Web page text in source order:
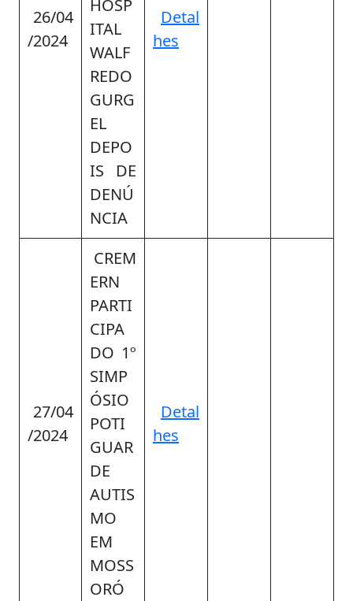
26/04
/2024
HOSP
ITAL
WALF
REDO
GURG
EL
DEPO
IS DE
DENÚ
NCIA
Detal
hes
27/04
/2024
CREM
ERN
PARTI
CIPA
DO 1º
SIMP
ÓSIO
POTI
GUAR
DE
AUTIS
MO
EM
MOSS
ORÓ
Detal
hes